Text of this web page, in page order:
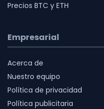
Precios BTC y ETH
Empresarial
Acerca de
Nuestro equipo
Política de privacidad
Política publicitaria